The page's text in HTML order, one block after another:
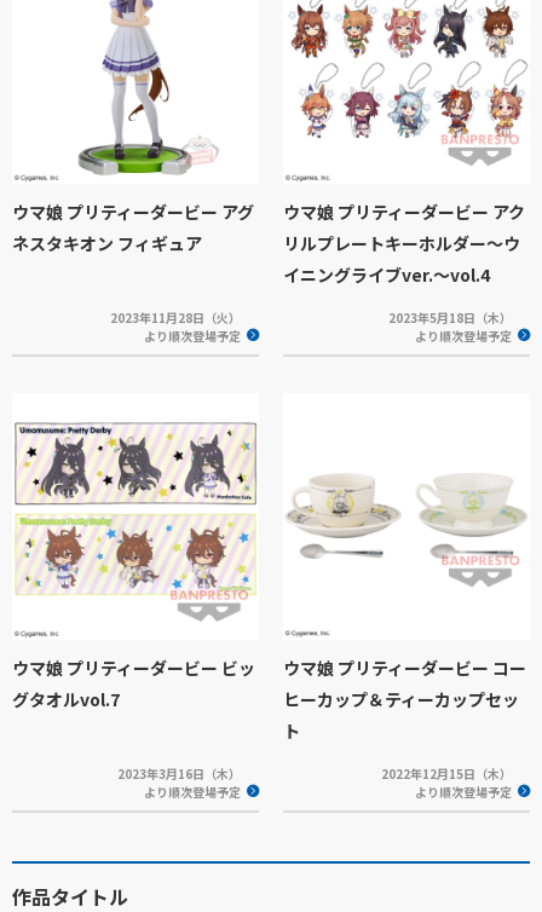
ウマ娘 プリティーダービー アグ
ネスタキオン フィギュア
2023年11月28日（火）
より順次登場予定
ウマ娘 プリティーダービー アク
リルプレートキーホルダー〜ウ
イニングライブver.〜vol.4
2023年5月18日（木）
より順次登場予定
ウマ娘 プリティーダービー ビッ
グタオルvol.7
2023年3月16日（木）
より順次登場予定
ウマ娘 プリティーダービー コー
ヒーカップ＆ティーカップセッ
ト
2022年12月15日（木）
より順次登場予定
作品タイトル